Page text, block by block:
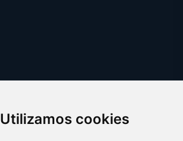
Utilizamos cookies